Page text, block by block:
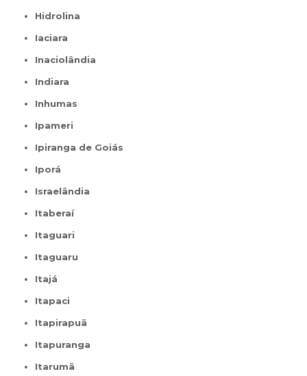
Hidrolina
Iaciara
Inaciolândia
Indiara
Inhumas
Ipameri
Ipiranga de Goiás
Iporá
Israelândia
Itaberaí
Itaguari
Itaguaru
Itajá
Itapaci
Itapirapuã
Itapuranga
Itarumã